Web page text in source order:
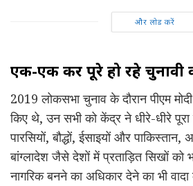
और लोड करें
एक-एक कर पूरे हो रहे चुनावी
2019 लोकसभा चुनाव के दौरान पीएम
किए थे, उन सभी को केंद्र ने धीरे-धीरे
पारसियों, बौद्धों, ईसाइयों और
बांग्लादेश जैसे देशों में प्रताड़ित सिखों
नागरिक बनने का अधिकार देने का भी